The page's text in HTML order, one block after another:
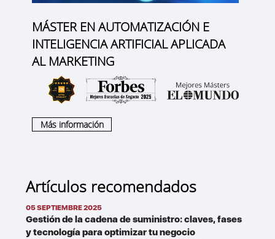
MÁSTER EN AUTOMATIZACIÓN E
INTELIGENCIA ARTIFICIAL APLICADA
AL MARKETING
Más información
Artículos recomendados
05 SEPTIEMBRE 2025
Gestión de la cadena de suministro: claves, fases
y tecnología para optimizar tu negocio